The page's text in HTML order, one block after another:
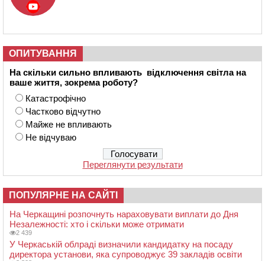
ОПИТУВАННЯ
На скільки сильно впливають відключення світла на
ваше життя, зокрема роботу?
Катастрофічно
Частково відчутно
Майже не впливають
Не відчуваю
Переглянути результати
ПОПУЛЯРНЕ НА САЙТІ
На Черкащині розпочнуть нараховувати виплати до Дня
Незалежності: хто і скільки може отримати
2 439
У Черкаській облраді визначили кандидатку на посаду
директора установи, яка супроводжує 39 закладів освіти